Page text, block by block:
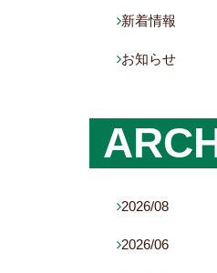
新着情報
お知らせ
2026/08
2026/06